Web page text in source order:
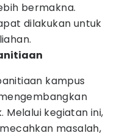
bermakna.
dilakukan untuk
kampus
Melalui kegiatan ini,
masalah,